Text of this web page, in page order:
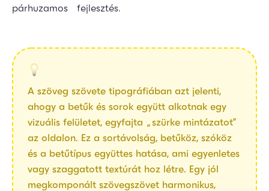
párhuzamos fejlesztés.
A szöveg szövete tipográfiában azt jelenti,
ahogy a betűk és sorok együtt alkotnak egy
vizuális felületet, egyfajta „szürke mintázatot”
az oldalon. Ez a sortávolság, betűköz, szóköz
és a betűtípus együttes hatása, ami egyenletes
vagy szaggatott textúrát hoz létre. Egy jól
megkomponált szövegszövet harmonikus,